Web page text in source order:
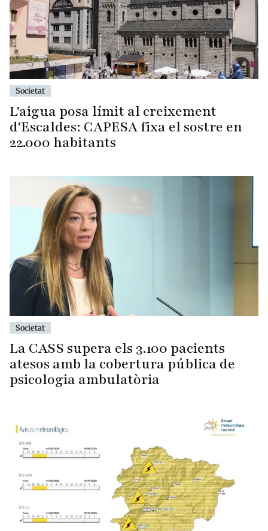
Societat
L'aigua posa límit al creixement
d'Escaldes: CAPESA fixa el sostre en
22.000 habitants
Societat
La CASS supera els 3.100 pacients
atesos amb la cobertura pública de
psicologia ambulatòria